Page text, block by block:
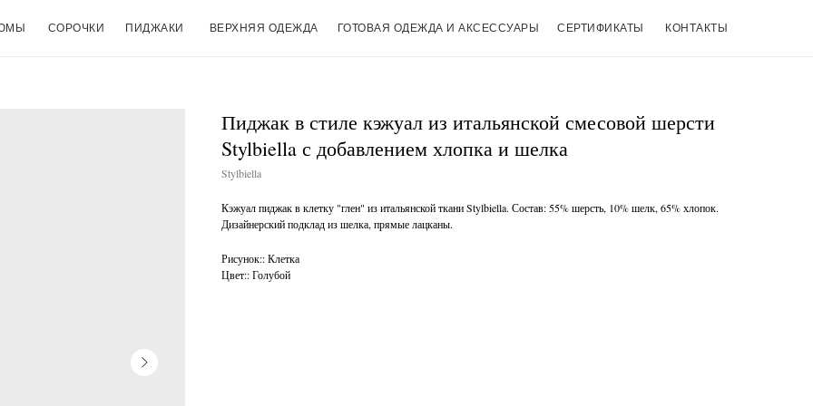
СОРОЧКИ ПИДЖАКИ ВЕРХНЯЯ ОДЕЖДА ГОТОВАЯ ОДЕЖДА И АКСЕССУАРЫ СЕРТИФИКАТЫ КОНТАКТЫ
Пиджак в стиле кэжуал из итальянской смесовой шерсти
Stylbiella с добавлением хлопка и шелка
Stylbiella
Кэжуал пиджак в клетку "глен" из итальянской ткани Stylbiella. Состав: 55% шерсть, 10% шелк, 65% хлопок.
Дизайнерский подклад из шелка, прямые лацканы.
Рисунок:: Клетка
Цвет:: Голубой